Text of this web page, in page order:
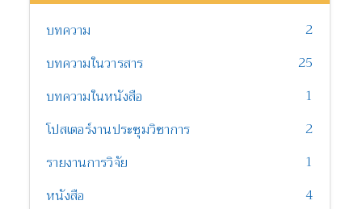
บทความ
2
บทความในวารสาร
25
บทความในหนังสือ
1
โปสเตอร์งานประชุมวิชาการ
2
รายงานการวิจัย
1
หนังสือ
4